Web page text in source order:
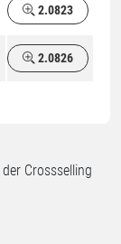
2.0823
2.0826
Crossselling